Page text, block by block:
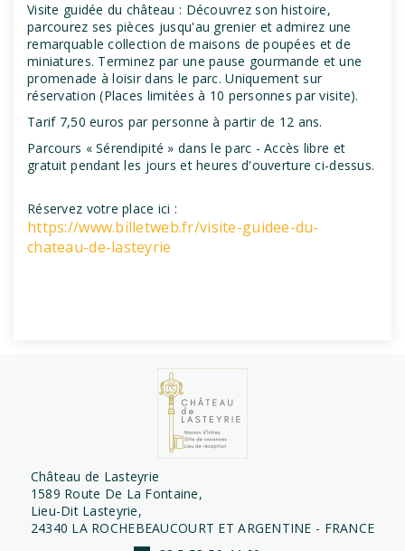
Visite guidée du château : Découvrez son histoire,
parcourez ses pièces jusqu'au grenier et admirez une
remarquable collection de maisons de poupées et de
miniatures. Terminez par une pause gourmande et une
promenade à loisir dans le parc. Uniquement sur
réservation (Places limitées à 10 personnes par visite).
Tarif 7,50 euros par personne à partir de 12 ans.
Parcours « Sérendipité » dans le parc - Accès libre et
gratuit pendant les jours et heures d'ouverture ci-dessus.
Réservez votre place ici :
https://www.billetweb.fr/visite-guidee-du-
chateau-de-lasteyrie
Château de Lasteyrie
1589 Route De La Fontaine,
Lieu-Dit Lasteyrie,
24340 LA ROCHEBEAUCOURT ET ARGENTINE - FRANCE